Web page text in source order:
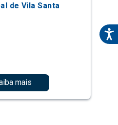
de Vila Santa
mais